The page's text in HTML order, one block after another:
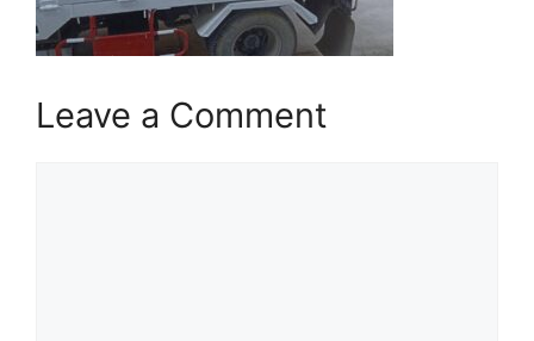
Leave a Comment